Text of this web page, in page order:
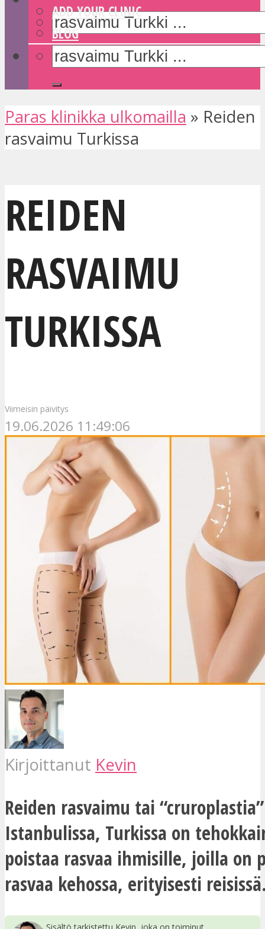
ADD YOUR CLINIC
BLOG
Paras klinikka ulkomailla » Reiden
rasvaimu Turkissa
REIDEN
RASVAIMU
TURKISSA
Viimeisin päivitys
19.06.2026 11:49:06
Kirjoittanut Kevin
Reiden rasvaimu tai “cruroplastia”
Istanbulissa, Turkissa on
poistaa rasvaa ihmisille, joilla on
rasvaa kehossa, erityisesti